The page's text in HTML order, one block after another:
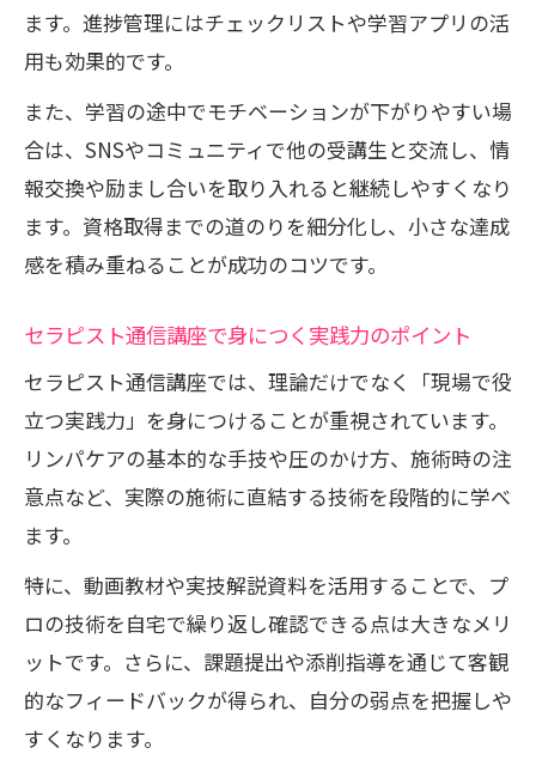
リンパケア通信講座の合格率比較表
サポート体制や教材内容の違いを解説
受講生満足度から見る信頼性のポイント
講座修了後の認定やフォロー体制を調査
忙しい女性が続けやすい学習ポイント
短時間で学べるセラピスト通信講座の工
夫
毎日続けやすい学習スケジュール例
忙しくても資格取得を叶える秘訣
学習モチベーションを維持するコツ
家事・育児と両立するための時間管理術
ます。進捗管理にはチェックリストや学習アプリの活
用も効果的です。
また、学習の途中でモチベーションが下がりやすい場
合は、SNSやコミュニティで他の受講生と交流し、情
報交換や励まし合いを取り入れると継続しやすくなり
ます。資格取得までの道のりを細分化し、小さな達成
感を積み重ねることが成功のコツです。
セラピスト通信講座で身につく実践力のポイント
セラピスト通信講座では、理論だけでなく「現場で役
立つ実践力」を身につけることが重視されています。
リンパケアの基本的な手技や圧のかけ方、施術時の注
意点など、実際の施術に直結する技術を段階的に学べ
ます。
特に、動画教材や実技解説資料を活用することで、プ
ロの技術を自宅で繰り返し確認できる点は大きなメリ
ットです。さらに、課題提出や添削指導を通じて客観
的なフィードバックが得られ、自分の弱点を把握しや
すくなります。